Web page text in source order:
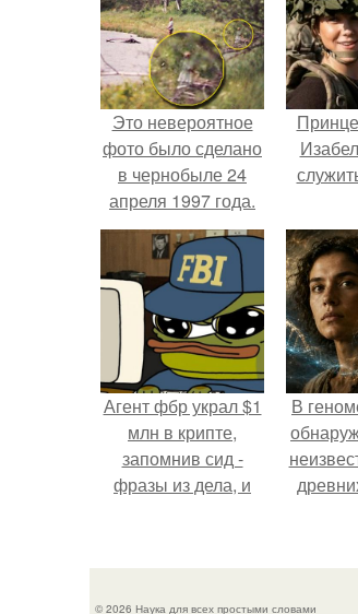
Это невероятное
фото было сделано
в чернобыле 24
апреля 1997 года.
Агент фбр украл $1
млн в крипте,
запомнив сид -
фразы из дела, и
потратить.
В
© 2026 Наука для всех простыми словами